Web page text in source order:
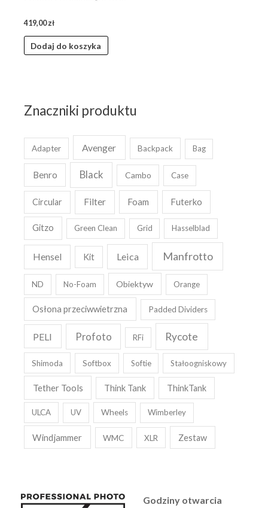
Znaczniki produktu
Adapter Avenger Backpack Bag
Benro Black Cambo Case
Circular Filter Foam Futerko
Gitzo Green Clean Grid Hasselblad
Hensel Kit Leica Manfrotto
ND No-Foam Obiektyw Orange
Osłona przeciwwietrzna Padded Dividers
PELI Profoto RFi Rycote
Shimoda Softbox Softie Stałoogniskowy
Tether Tools Think Tank ThinkTank
ULCA UV Wheels Wimberley
Windjammer WMC XLR Zestaw
419,00zł
Dodaj do koszyka
Godziny otwarcia